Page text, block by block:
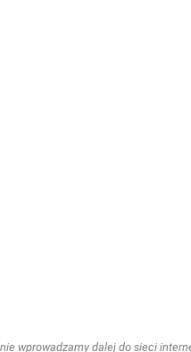
wprowadzamy dalej do sieci